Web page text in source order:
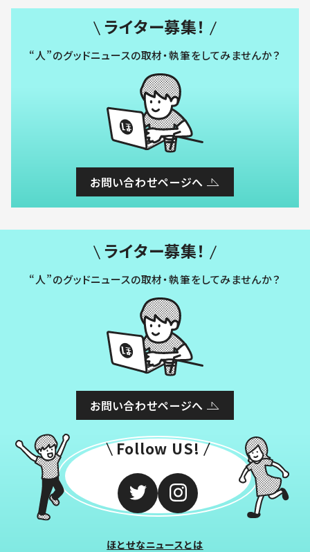
ライター募集！
“人”のグッドニュースの取材・執筆をしてみませんか？
お問い合わせページへ
ライター募集！
“人”のグッドニュースの取材・執筆をしてみませんか？
お問い合わせページへ
Follow US!
ほとせなニュースとは